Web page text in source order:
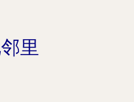
里